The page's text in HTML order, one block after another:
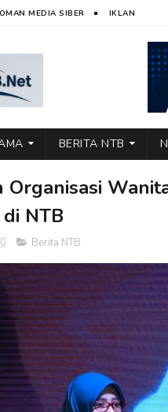
MEDIA SIBER IKLAN
BERITA NTB
Organisasi
NTB
Berita NTB